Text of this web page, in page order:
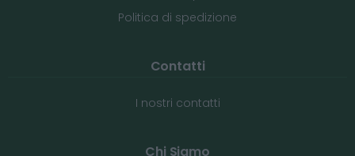
Politica di spedizione
Contatti
I nostri contatti
Chi Siamo